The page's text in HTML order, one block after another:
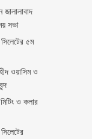
জালালাবাদ
সভা
৫ম
ওয়াসিম ও
ও কলার